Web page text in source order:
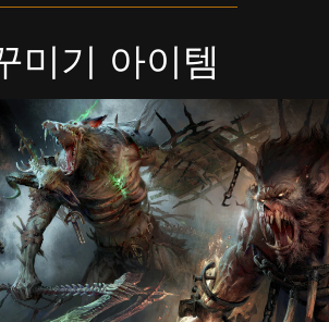
미기 아이템